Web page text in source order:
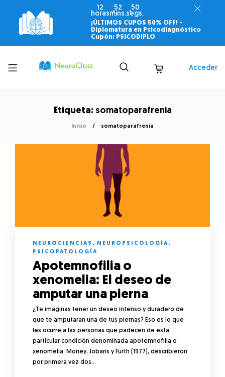
12
horas
52
mins.
50
segs.
¡ÚLTIMOS CUPOS 50% OFF! -
Diplomatura en Psicodiagnóstico
Cupón: PSICODIPLO
Toggle
menu
Acceder
Etiqueta: somatoparafrenia
Inicio somatoparafrenia
NEUROCIENCIAS , NEUROPSICOLOGÍA,
PSICOPATOLOGÍA
Apotemnofilia o
xenomelia: El deseo de
amputar una pierna
¿Te imaginas tener un deseo intenso y duradero de
que te amputaran una de tus piernas? Eso es lo que
les ocurre a las personas que padecen de esta
particular condición denominada apotemnofilia o
xenomelia. Money, Jobaris y Furth (1977), describieron
por primera vez dos…